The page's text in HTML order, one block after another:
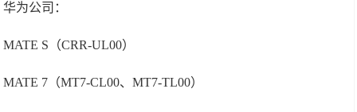
华为公司：
MATE S（CRR-UL00）
MATE 7（MT7-CL00、MT7-TL00）